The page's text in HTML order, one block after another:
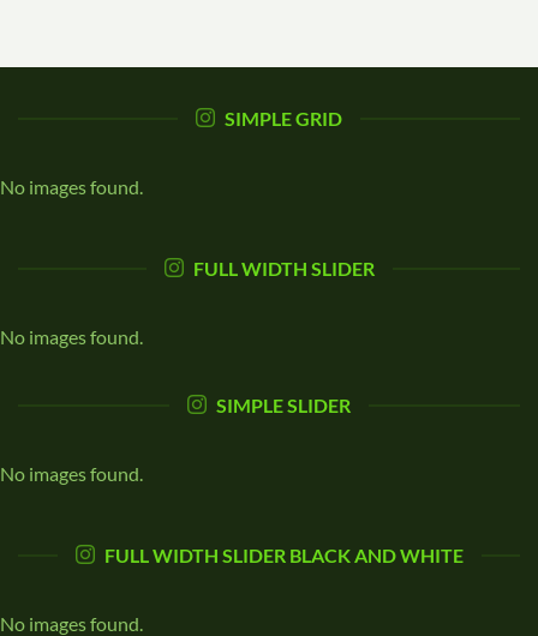
SIMPLE GRID
No images found.
FULL WIDTH SLIDER
No images found.
SIMPLE SLIDER
No images found.
FULL WIDTH SLIDER BLACK AND WHITE
No images found.